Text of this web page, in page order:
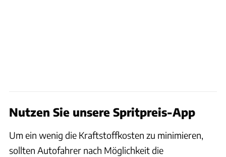
Nutzen Sie unsere Spritpreis-App
Um ein wenig die Kraftstoffkosten zu minimieren,
sollten Autofahrer nach Möglichkeit die